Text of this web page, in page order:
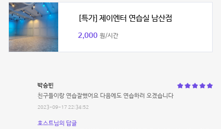
[특가] 제이엔터 연습실 남산점
2,000 원/시간
박승빈
친구들이랑 연습잘했어요 다음에도 연습하러 오겠습니다
2023-09-17 22:34:52
호스트님의 답글